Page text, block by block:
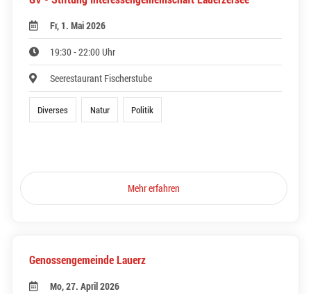
Fr, 1. Mai 2026
19:30 - 22:00 Uhr
Seerestaurant Fischerstube
Diverses Natur Politik
Mehr erfahren
Genossengemeinde Lauerz
Mo, 27. April 2026